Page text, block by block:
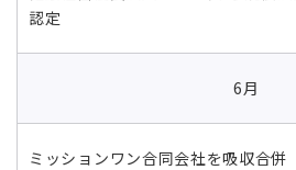
認定
6月
ミッションワン合同会社を吸収合併